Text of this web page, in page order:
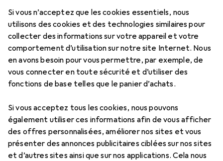
Si vous n’acceptez que les cookies essentiels, nous
utilisons des cookies et des technologies similaires pour
collecter des informations sur votre appareil et votre
comportement d’utilisation sur notre site Internet. Nous
en avons besoin pour vous permettre, par exemple, de
vous connecter en toute sécurité et d’utiliser des
fonctions de base telles que le panier d’achats.
Si vous acceptez tous les cookies, nous pouvons
également utiliser ces informations afin de vous afficher
des offres personnalisées, améliorer nos sites et vous
présenter des annonces publicitaires ciblées sur nos sites
et d’autres sites ainsi que sur nos applications. Cela nous
Tiges de fléchettes
ProduitsForum